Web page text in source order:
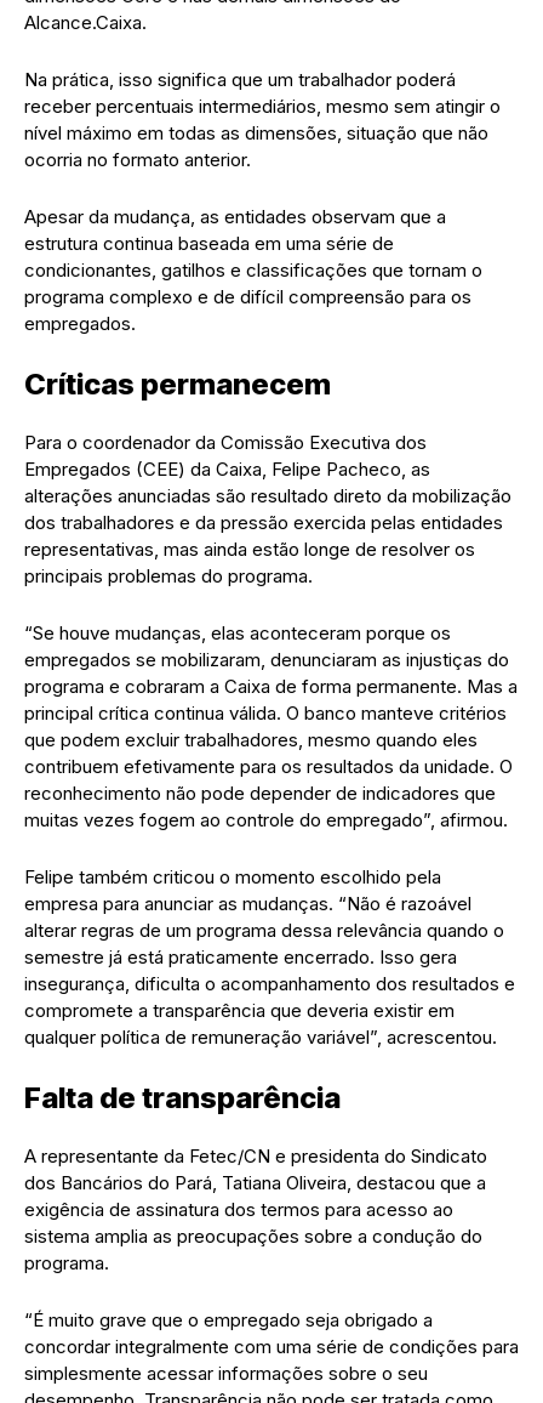
Alcance.Caixa.
Na prática, isso significa que um trabalhador poderá
receber percentuais intermediários, mesmo sem atingir o
nível máximo em todas as dimensões, situação que não
ocorria no formato anterior.
Apesar da mudança, as entidades observam que a
estrutura continua baseada em uma série de
condicionantes, gatilhos e classificações que tornam o
programa complexo e de difícil compreensão para os
empregados.
Críticas permanecem
Para o coordenador da Comissão Executiva dos
Empregados (CEE) da Caixa, Felipe Pacheco, as
alterações anunciadas são resultado direto da mobilização
dos trabalhadores e da pressão exercida pelas entidades
representativas, mas ainda estão longe de resolver os
principais problemas do programa.
“Se houve mudanças, elas aconteceram porque os
empregados se mobilizaram, denunciaram as injustiças do
programa e cobraram a Caixa de forma permanente. Mas a
principal crítica continua válida. O banco manteve critérios
que podem excluir trabalhadores, mesmo quando eles
contribuem efetivamente para os resultados da unidade. O
reconhecimento não pode depender de indicadores que
muitas vezes fogem ao controle do empregado”, afirmou.
Felipe também criticou o momento escolhido pela
empresa para anunciar as mudanças. “Não é razoável
alterar regras de um programa dessa relevância quando o
semestre já está praticamente encerrado. Isso gera
insegurança, dificulta o acompanhamento dos resultados e
compromete a transparência que deveria existir em
qualquer política de remuneração variável”, acrescentou.
Falta de transparência
A representante da Fetec/CN e presidenta do Sindicato
dos Bancários do Pará, Tatiana Oliveira, destacou que a
exigência de assinatura dos termos para acesso ao
sistema amplia as preocupações sobre a condução do
programa.
“É muito grave que o empregado seja obrigado a
concordar integralmente com uma série de condições para
simplesmente acessar informações sobre o seu